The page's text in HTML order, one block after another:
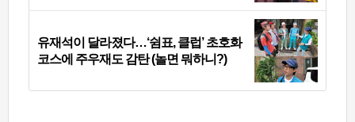
유재석이 달라졌다…‘쉼표, 클럽’ 초호화
코스에 주우재도 감탄 (놀면 뭐하니?)